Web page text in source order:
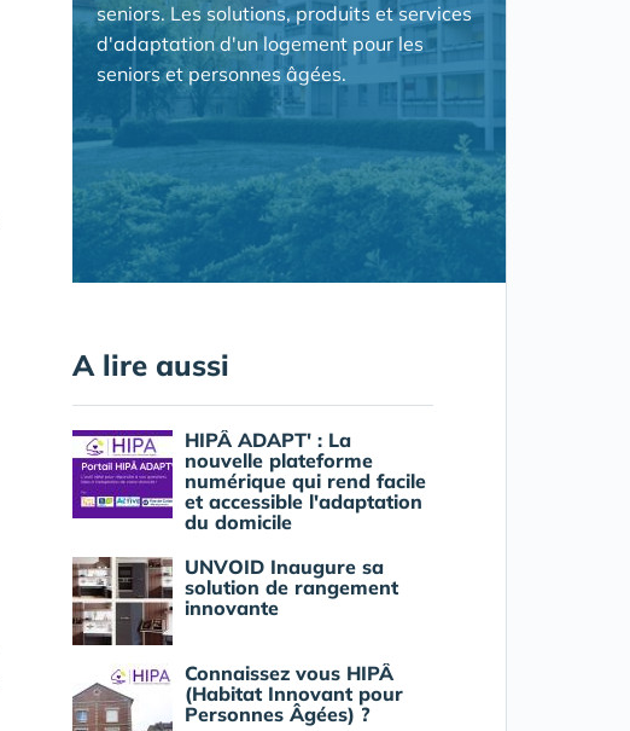
seniors. Les solutions, produits et services
d'adaptation d'un logement pour les
seniors et personnes âgées.
A lire aussi
HIPÂ ADAPT' : La
nouvelle plateforme
numérique qui rend facile
et accessible l'adaptation
du domicile
UNVOID Inaugure sa
solution de rangement
innovante
Connaissez vous HIPÂ
(Habitat Innovant pour
Personnes Âgées) ?